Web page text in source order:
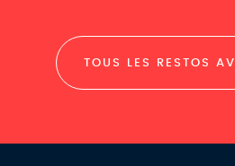
TOUS LES RESTOS